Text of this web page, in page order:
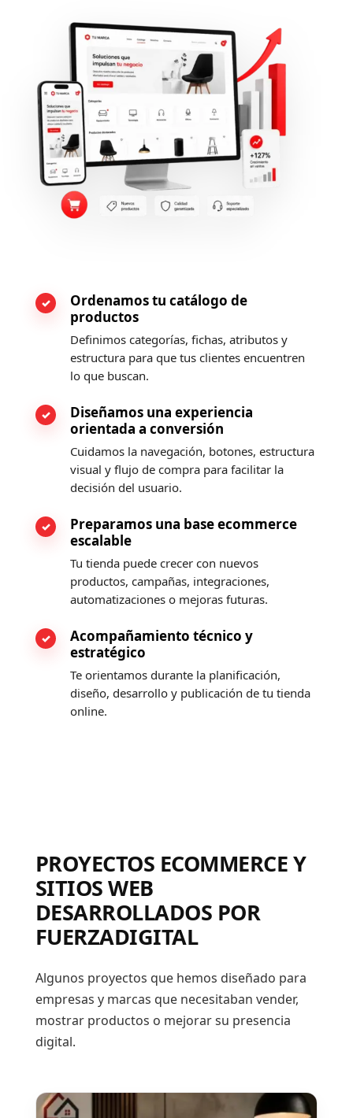
Ordenamos tu catálogo de
productos
Definimos categorías, fichas, atributos y
estructura para que tus clientes encuentren
lo que buscan.
Diseñamos una experiencia
orientada a conversión
Cuidamos la navegación, botones, estructura
visual y flujo de compra para facilitar la
decisión del usuario.
Preparamos una base ecommerce
escalable
Tu tienda puede crecer con nuevos
productos, campañas, integraciones,
automatizaciones o mejoras futuras.
Acompañamiento técnico y
estratégico
Te orientamos durante la planificación,
diseño, desarrollo y publicación de tu tienda
online.
PROYECTOS ECOMMERCE Y
SITIOS WEB
DESARROLLADOS POR
FUERZADIGITAL
Algunos proyectos que hemos diseñado para
empresas y marcas que necesitaban vender,
mostrar productos o mejorar su presencia
digital.